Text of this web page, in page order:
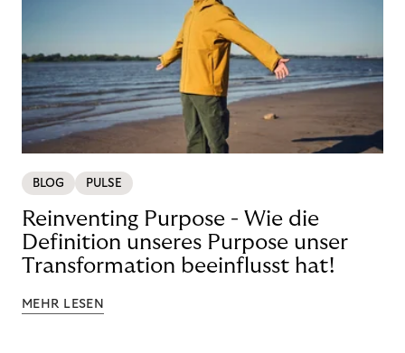
BLOG PULSE
Reinventing Purpose - Wie die
Definition unseres Purpose unser
Transformation beeinflusst hat!
MEHR LESEN